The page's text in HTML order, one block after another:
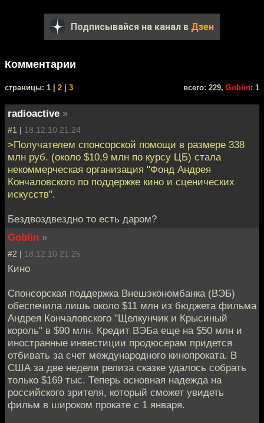
Подписывайся на канал в Дзен
Комментарии
cтраницы: 1 | 2 3 всего: 229, Goblin: 1
radioactive »
#1 | 18.12.10 21:24
>Получателем спонсорской помощи в размере 338
млн руб. (около $10,9 млн по курсу ЦБ) стала
некоммерческая организация "Фонд Андрея
Кончаловского по поддержке кино и сценических
искусств".
Бездвоздвездно то есть даром?
Goblin »
#2 | 18.12.10 21:25
Кино
Спонсорская поддержка Внешэкономбанка (ВЭБ)
обеспечила лишь около $11 млн из бюджета фильма
Андрея Кончаловского "Щелкунчик и Крысиный
король" в $90 млн. Кредит ВЭБа еще на $50 млн и
иностранные инвестиции продюсерам придется
отбивать за счет международного кинопроката. В
США за две недели релиза сказке удалось собрать
только $169 тыс. Теперь основная надежда на
российского зрителя, который сможет увидеть
фильм в широком прокате с 1 января.